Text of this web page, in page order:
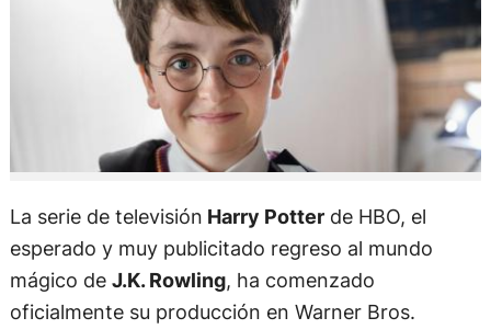
La serie de televisión Harry Potterde HBO, el
esperado y muy publicitado regreso al mundo
mágico de J.K. Rowling, ha comenzado
oficialmente su producción en Warner Bros.